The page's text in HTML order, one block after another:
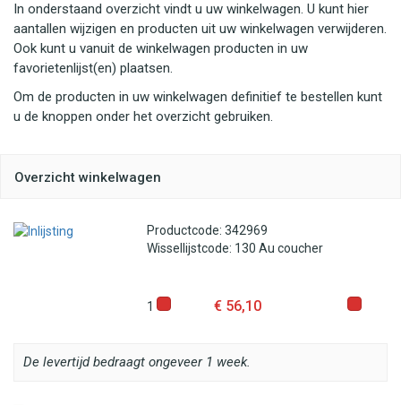
In onderstaand overzicht vindt u uw winkelwagen. U kunt hier
aantallen wijzigen en producten uit uw winkelwagen verwijderen.
Ook kunt u vanuit de winkelwagen producten in uw
favorietenlijst(en) plaatsen.
Om de producten in uw winkelwagen definitief te bestellen kunt
u de knoppen onder het overzicht gebruiken.
Overzicht winkelwagen
Productcode: 342969
Wissellijstcode: 130 Au coucher
1 € 56,10
De levertijd bedraagt ongeveer 1 week.